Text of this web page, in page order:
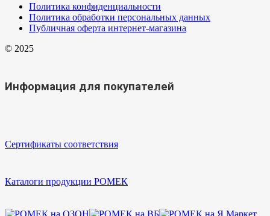
Политика конфиденциальности
Политика обработки персональных данных
Публичная оферта интернет-магазина
© 2025
Информация для покупателей
Сертификаты соответствия
Каталоги продукции РОМЕК